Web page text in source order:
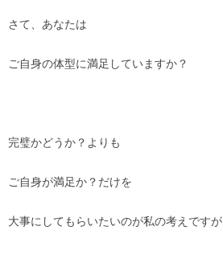
さて、あなたは
ご自身の体型に満足していますか？
完璧かどうか？よりも
ご自身が満足か？だけを
大事にしてもらいたいのが私の考えですが